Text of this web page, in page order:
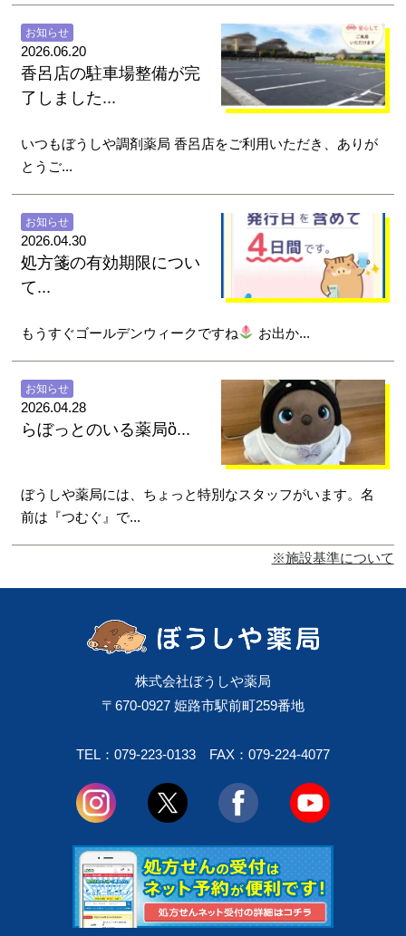
2026.06.20
お知らせ
香呂店の駐車場整備が完
了しました...
いつもぼうしや調剤薬局 香呂店をご利用いただき、ありが
とうご...
2026.04.30
お知らせ
処方箋の有効期限につい
て...
もうすぐゴールデンウィークですね お出か...
2026.04.28
お知らせ
らぼっとのいる薬局ὂ...
ぼうしや薬局には、ちょっと特別なスタッフがいます。名
前は『つむぐ』で...
※施設基準について
株式会社ぼうしや薬局
〒670-0927 姫路市駅前町259番地
TEL：079-223-0133 FAX：079-224-4077